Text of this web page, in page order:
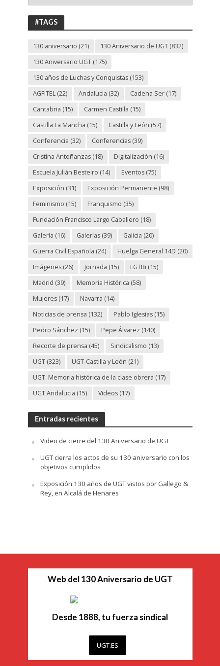
ANIVERSARIO
UGT
#TAGS
130 aniversario (21) 130 Aniversario de UGT(832)
130 Aniversario UGT(175)
130 años de Luchas y Conquistas(153)
AGFITEL(22) Andalucia (32) Cadena Ser(17)
Cantabria (15) Carmen Castilla (15)
Castilla La Mancha (15) Castilla y León (57)
Conferencia (32) Conferencias(39)
Cristina Antoñanzas(18) Digitalización (16)
Escuela Julián Besteiro (14) Eventos(75)
Exposición (31) Exposición Permanente (98)
Feminismo (15) Franquismo (35)
Fundación Francisco Largo Caballero (18)
Galería (16) Galerías(39) Galicia (20)
Guerra Civil Española (24) Huelga General 14D (20)
Imágenes(26) Jornada (15) LGTBi (15)
Madrid (39) Memoria Histórica (58)
Mujeres(17) Navarra (14)
Noticias de prensa (132) Pablo Iglesias(15)
Pedro Sánchez (15) Pepe Álvarez (140)
Recorte de prensa (45) Sindicalismo (13)
UGT(323) UGT-Castilla y León (21)
UGT: Memoria histórica de la clase obrera (17)
UGT Andalucia (15) Videos(17)
Entradas recientes
Video de cierre del 130 Aniversario de UGT
UGT cierra los actos de su 130 aniversario con los
objetivos cumplidos
Exposición 130 años de UGT vistos por Gallego &
Rey, en Alcalá de Henares
Web del 130 Aniversario de UGT
Desde 1888, tu fuerza sindical
UGT.ES